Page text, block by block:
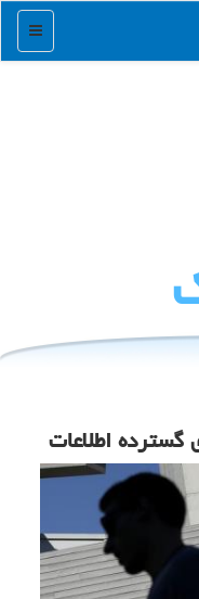
منو
اطلاعات